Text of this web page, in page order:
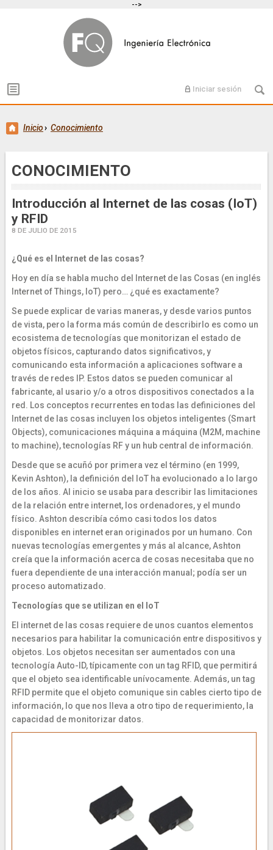
-->
Iniciar sesión
Inicio› Conocimiento
CONOCIMIENTO
Introducción al Internet de las cosas (IoT)
y RFID
8 DE JULIO DE 2015
¿Qué es el Internet de las cosas?
Hoy en día se habla mucho del Internet de las Cosas (en inglés
Internet of Things, IoT) pero… ¿qué es exactamente?
Se puede explicar de varias maneras, y desde varios puntos
de vista, pero la forma más común de describirlo es como un
ecosistema de tecnologías que monitorizan el estado de
objetos físicos, capturando datos significativos, y
comunicando esta información a aplicaciones software a
través de redes IP. Estos datos se pueden comunicar al
fabricante, al usario y/o a otros dispositivos conectados a la
red. Los conceptos recurrentes en todas las definiciones del
Internet de las cosas incluyen los objetos inteligentes (Smart
Objects), comunicaciones máquina a máquina (M2M, machine
to machine), tecnologías RF y un hub central de información.
Desde que se acuñó por primera vez el término (en 1999,
Kevin Ashton), la definición del IoT ha evolucionado a lo largo
de los años. Al inicio se usaba para describir las limitaciones
de la relación entre internet, los ordenadores, y el mundo
físico. Ashton describía cómo casi todos los datos
disponibles en internet eran originados por un humano. Con
nuevas tecnologías emergentes y más al alcance, Ashton
creía que la información acerca de cosas necesitaba que no
fuera dependiente de una interacción manual; podía ser un
proceso automatizado.
Tecnologías que se utilizan en el IoT
El internet de las cosas requiere de unos cuantos elementos
necesarios para habilitar la comunicación entre dispositivos y
objetos. Los objetos necesitan ser aumentados con una
tecnología Auto-ID, típicamente con un tag RFID, que permitirá
que el objeto sea identificable unívocamente. Además, un tag
RFID permite que el objeto comunique sin cables cierto tipo de
información, lo que nos lleva a otro tipo de requerimiento, la
capacidad de monitorizar datos.